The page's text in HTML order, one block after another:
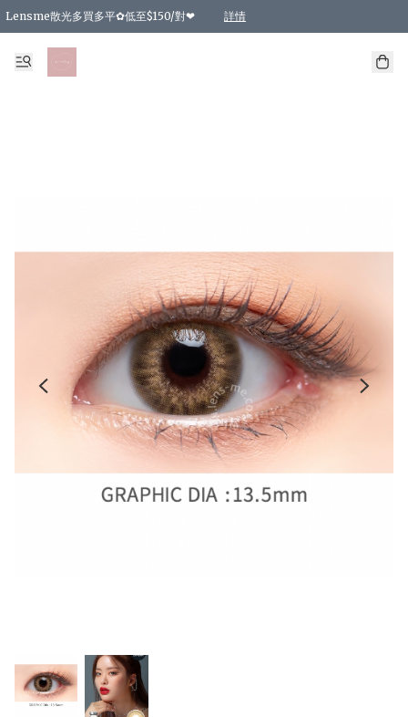
Lensme散光多買多平✿低至$150/對❤ 詳情
台灣Karacon⁩✧日拋 特價清貨❁⃘
日本韓國多款日/月拋現貨☼ 特價❤︎數量有限 售完即止
🇰🇷韓國多款月拋現貨 特價兩對$99✿數量有限 售完即止♫
精選商品，任選買2件或以上9 折；買4件或以上85 折；買6件或以上8 折
精選商品，任選買2件HKD 140.00；買4件HKD 260.00
精選商品，任選買2件HKD 190.00；買4件HKD 360.00
精選商品，任選買2件HKD 110.00；買4件HKD 180.00
精選商品，任選買2件HKD 170.00；買4件HKD 320.00
精選商品，任選買2件或以上減HKD 148.00
精選商品，任選買2件或以上減HKD 148.00
精選商品，任選買2件或以上95 折；買4件或以上9 折；買6件或以上85 折；買8件
精選商品，任選買12件或以上87 折
精選商品，任選買2件或以上減HKD 16.00；買4件或以上減HKD 32.00；買6
精選商品，任選買2件或以上95 折；買4件或以上9 折；買8件或以上85 折；買12
購物滿 HKD 800.00即享免運費優惠！（適用於 特定的送貨方式 )